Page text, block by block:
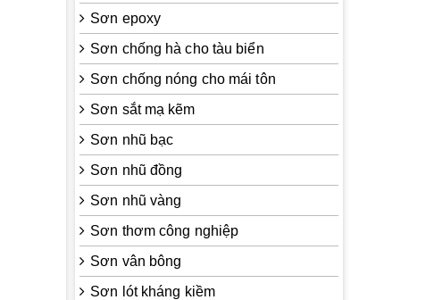
Sơn epoxy
Sơn chống hà cho tàu biển
Sơn chống nóng cho mái tôn
Sơn sắt mạ kẽm
Sơn nhũ bạc
Sơn nhũ đồng
Sơn nhũ vàng
Sơn thơm công nghiệp
Sơn vân bông
Sơn lót kháng kiềm